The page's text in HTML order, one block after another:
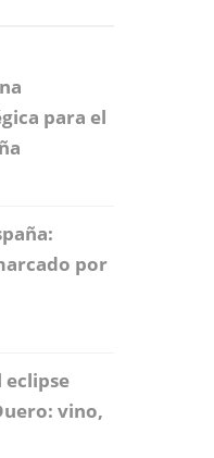
para el
por
eclipse
vino,